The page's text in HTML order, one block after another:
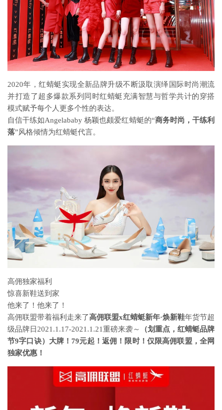
2020年，红蜻蜓实现全新品牌升级不断汲取演绎国际时尚潮流
并打造了超多爆款系列同时红蜻蜓充满智慧与哲学共计的穿搭
模式赋予每个人更多个性的表达。
自信干练如Angelababy 杨颖也颇爱红蜻蜓的“商务时尚，干练利
落”风格倾情为红蜻蜓代言。
高佣独家福利
惊喜新鞋送到家
他来了！他来了！
高佣联盟带着福利走来了高佣联盟x红蜻蜓新年·焕新鞋年货节超
级品牌日2021.1.17-2021.1.21重磅来袭～
（划重点，红蜻蜓品牌
节9字口诀）大牌！79元起！返佣！限时！仅限高佣联盟，全网
独家优惠！